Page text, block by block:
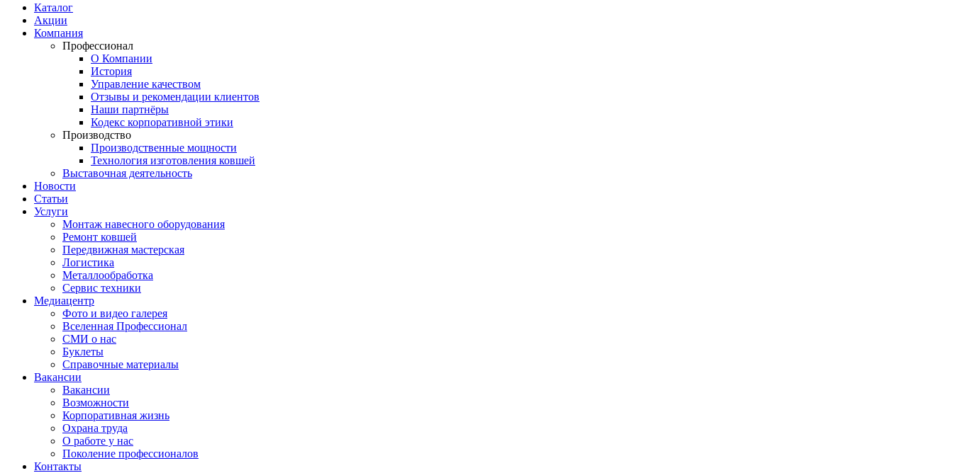
Каталог
Акции
Компания
Профессионал
О Компании
История
Управление качеством
Отзывы и рекомендации клиентов
Наши партнёры
Кодекс корпоративной этики
Производство
Производственные мощности
Технология изготовления ковшей
Выставочная деятельность
Новости
Статьи
Услуги
Монтаж навесного оборудования
Ремонт ковшей
Передвижная мастерская
Логистика
Металлообработка
Сервис техники
Медиацентр
Фото и видео галерея
Вселенная Профессионал
СМИ о нас
Буклеты
Справочные материалы
Вакансии
Вакансии
Возможности
Корпоративная жизнь
Охрана труда
О работе у нас
Поколение профессионалов
Контакты